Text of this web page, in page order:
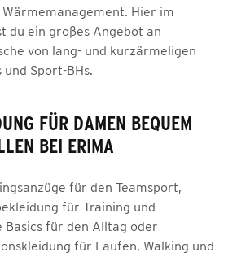
Hier im
du ein großes Angebot an
von lang- und kurzärmeligen
und Sport-BHs.
FÜR DAMEN BEQUEM
BEI ERIMA
für den Teamsport,
für Training und
Basics für den Alltag oder
für Laufen, Walking und